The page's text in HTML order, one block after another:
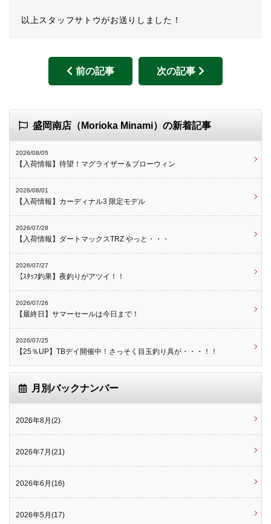
以上スタッフサトウがお送りしました！
前の記事 次の記事
盛岡南店（Morioka Minami）の新着記事
2026/08/05
【入荷情報】待望！マグライザー＆ブローウィン
2026/08/01
【入荷情報】カーディナル3 限定モデル
2026/07/28
【入荷情報】ダートマックスTRZ やっと・・・
2026/07/27
【ｽﾀｯﾌ釣果】夜釣りがアツイ！！
2026/07/26
【最終日】サマーセールは今日まで！
2026/07/25
【25％UP】TBデイ開催中！さっそく目玉釣り具が・・・！！
月別バックナンバー
2026年8月(2)
2026年7月(21)
2026年6月(16)
2026年5月(17)